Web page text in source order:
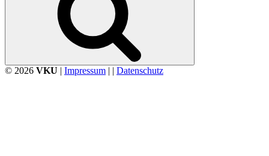
© 2026 VKU | Impressum | | Datenschutz